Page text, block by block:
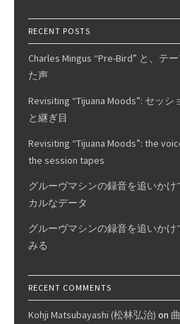
RECENT POSTS
Charles Mingus “Pre-Bird” と、テ
た声
Revisiting “Tijuana Moods”: セッ
と継ぎ目
Revisiting “Tijuana Moods”: the
the session tapes
グルーヴマシンの録音を追いかけ
カルなデータ
グルーヴマシンの録音を追いかけ
みる
RECENT COMMENTS
Kohji Matsubayashi (松林弘治) on